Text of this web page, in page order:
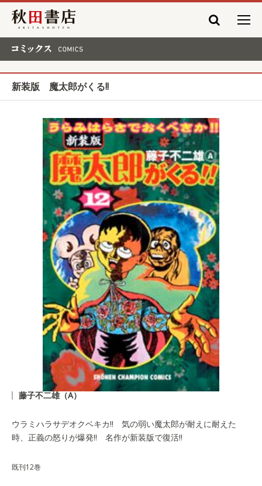
秋田書店
新装版 魔太郎がくる!!
藤子不二雄（A）
ウラミハラサデオクベキカ!! 気の弱い魔太郎が耐えに耐えた
時、正義の怒りが爆発!! 名作が新装版で復活!!
既刊12巻